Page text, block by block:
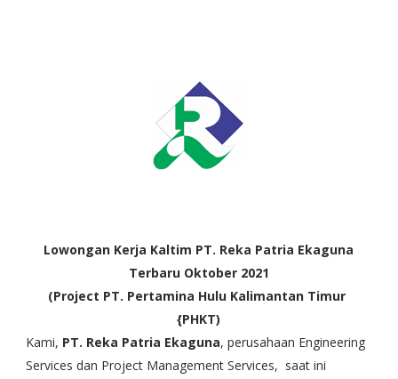
Lowongan Kerja Kaltim PT. Reka Patria Ekaguna
Terbaru Oktober 2021
(Project PT. Pertamina Hulu Kalimantan Timur
{PHKT)
Kami, PT. Reka Patria Ekaguna, perusahaan Engineering
Services dan Project Management Services, saat ini